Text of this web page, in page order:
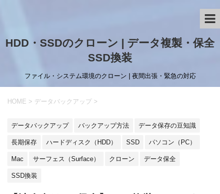
HDD・SSDのクローン | データ複製・保全
SSD換装
ファイル・システム環境のクローン | 夜間出張・緊急の対応
HOME > データバックアップ >
データバックアップ バックアップ方法 データ保存の豆知識
長期保存 ハードディスク（HDD） SSD パソコン（PC）
Mac サーフェス（Surface） クローン データ保全
SSD換装